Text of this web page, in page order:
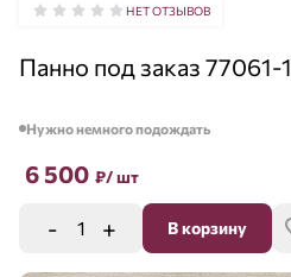
НЕТ ОТЗЫВОВ
Панно под заказ 77061-1
Нужно немного подождать
6 500 ₽/ шт
- + В корзину